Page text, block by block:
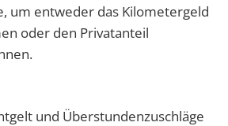
um entweder das Kilometergeld
oder den Privatanteil
und Überstundenzuschläge